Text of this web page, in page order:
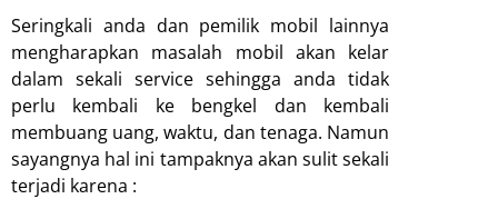
Seringkali anda dan pemilik mobil lainnya
mengharapkan masalah mobil akan kelar
dalam sekali service sehingga anda tidak
perlu kembali ke bengkel dan kembali
membuang uang, waktu, dan tenaga. Namun
sayangnya hal ini tampaknya akan sulit sekali
terjadi karena :